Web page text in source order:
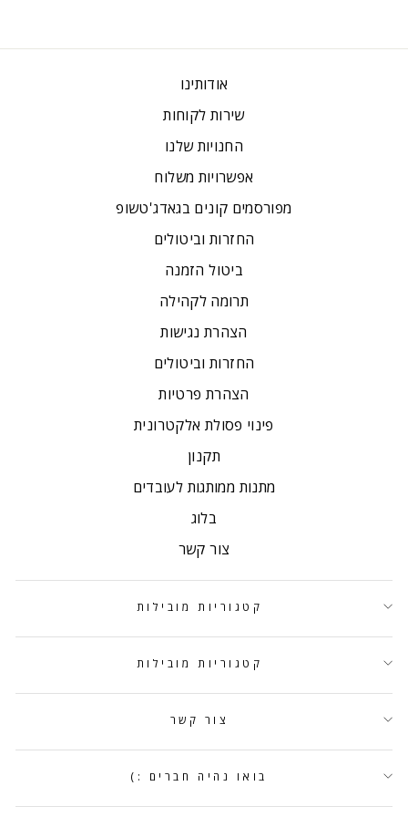
אודותינו
שירות לקוחות
החנויות שלנו
אפשרויות משלוח
מפורסמים קונים בגאדג'טשופ
החזרות וביטולים
ביטול הזמנה
תרומה לקהילה
הצהרת נגישות
החזרות וביטולים
הצהרת פרטיות
פינוי פסולת אלקטרונית
תקנון
מתנות ממותגות לעובדים
בלוג
צור קשר
קטגוריות מובילות
קטגוריות מובילות
צור קשר
בואו נהיה חברים :)